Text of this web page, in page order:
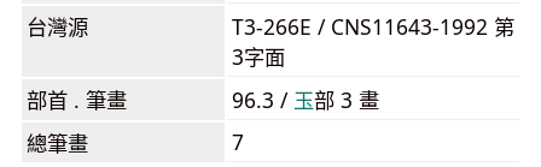
台灣源
T3-266E / CNS11643-1992 第
3字面
部首 . 筆畫
96.3 / ⽟部 3 畫
總筆畫
7